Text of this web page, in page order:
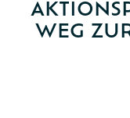
WEG